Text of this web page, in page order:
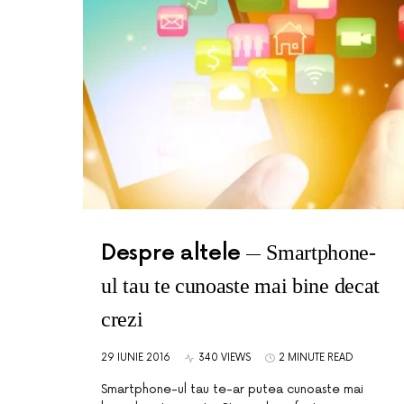
Despre altele
Smartphone-
ul tau te cunoaste mai bine decat
crezi
29 IUNIE 2016 340 VIEWS 2 MINUTE READ
Smartphone-ul tau te-ar putea cunoaste mai